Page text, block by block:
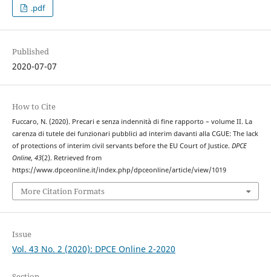
.pdf
Published
2020-07-07
How to Cite
Fuccaro, N. (2020). Precari e senza indennità di fine rapporto – volume II. La
carenza di tutele dei funzionari pubblici ad interim davanti alla CGUE: The lack
of protections of interim civil servants before the EU Court of Justice. DPCE
Online, 43(2). Retrieved from
https://www.dpceonline.it/index.php/dpceonline/article/view/1019
More Citation Formats
Issue
Vol. 43 No. 2 (2020): DPCE Online 2-2020